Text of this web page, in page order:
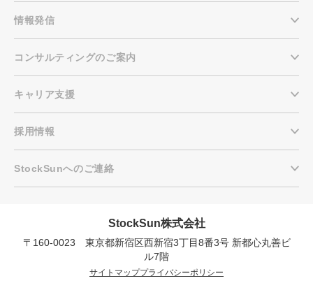
プロに無料相談をする
会社概要資料をダウンロー
ドする
情報発信
コンサルティングのご案内
キャリア支援
採用情報
StockSunへのご連絡
StockSun株式会社
〒160-0023 東京都新宿区西新宿3丁目8番3号 新都心丸善ビ
ル7階
サイトマッププライバシーポリシー